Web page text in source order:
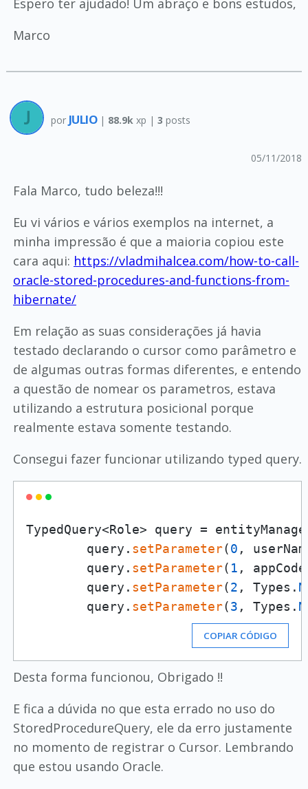
Espero ter ajudado! Um abraço e bons estudos,
Marco
por JULIO | 88.9k xp |3 posts
05/11/2018
Fala Marco, tudo beleza!!!
Eu vi vários e vários exemplos na internet, a
minha impressão é que a maioria copiou este
cara aqui: https://vladmihalcea.com/how-to-call-
oracle-stored-procedures-and-functions-from-
hibernate/
Em relação as suas considerações já havia
testado declarando o cursor como parâmetro e
de algumas outras formas diferentes, e entendo
a questão de nomear os parametros, estava
utilizando a estrutura posicional porque
realmente estava somente testando.
Consegui fazer funcionar utilizando typed query.
TypedQuery<Role> query =
        query.
setParameter(0 ,
        query.
setParameter( 1 ,
        query.
setParameter(2 , Types.
        query.
setParameter(3 , Types.
COPIAR CÓDIGO
Desta forma funcionou, Obrigado !!
E fica a dúvida no que esta errado no uso do
StoredProcedureQuery, ele da erro justamente
no momento de registrar o Cursor. Lembrando
que estou usando Oracle.